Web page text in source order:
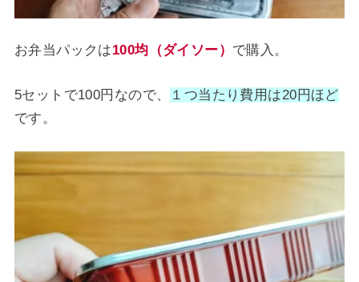
お弁当パックは100均（ダイソー） で購入。
5セットで100円なので、
１つ当たり費用は20円ほど
です。